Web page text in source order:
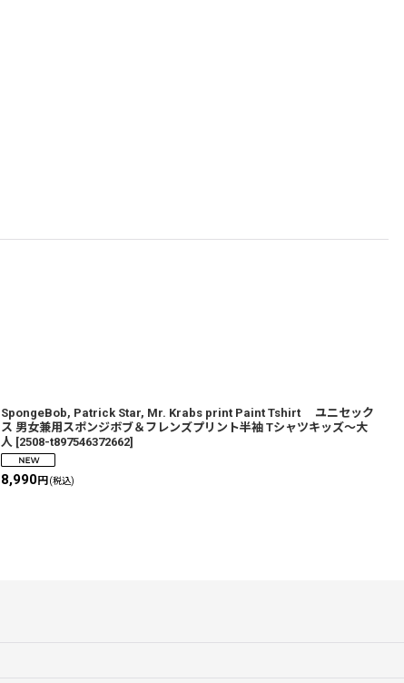
SpongeBob, Patrick Star, Mr. Krabs print Paint Tshirt ユニセック
ス 男女兼用スポンジボブ＆フレンズプリント半袖 Tシャツキッズ〜大
人 [2508-t897546372662]
8,990円 (税込)